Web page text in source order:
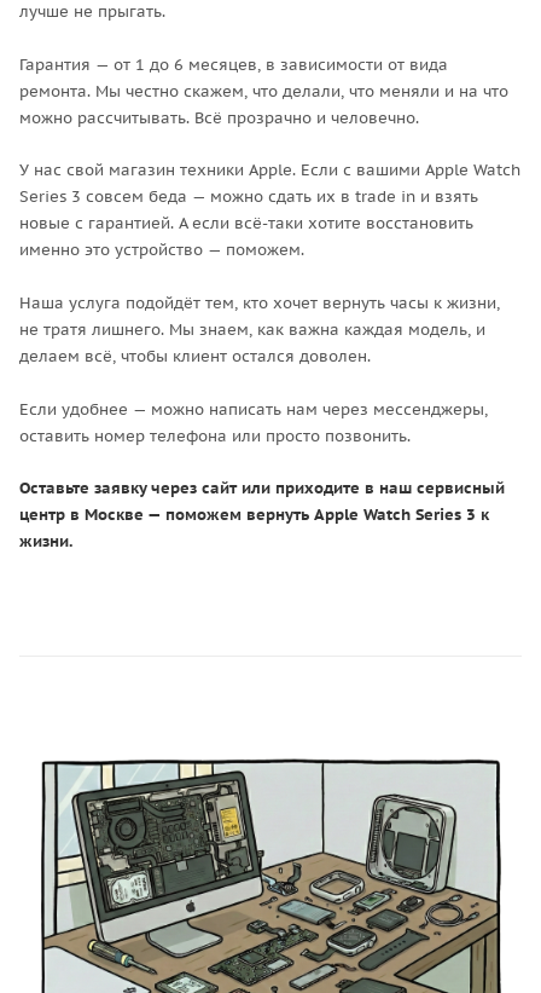
лучше не прыгать.
Гарантия — от 1 до 6 месяцев, в зависимости от вида
ремонта. Мы честно скажем, что делали, что меняли и на что
можно рассчитывать. Всё прозрачно и человечно.
У нас свой магазин техники Apple. Если с вашими Apple Watch
Series 3 совсем беда — можно сдать их в trade in и взять
новые с гарантией. А если всё-таки хотите восстановить
именно это устройство — поможем.
Наша услуга подойдёт тем, кто хочет вернуть часы к жизни,
не тратя лишнего. Мы знаем, как важна каждая модель, и
делаем всё, чтобы клиент остался доволен.
Если удобнее — можно написать нам через мессенджеры,
оставить номер телефона или просто позвонить.
Оставьте заявку через сайт или приходите в наш сервисный
центр в Москве — поможем вернуть Apple Watch Series 3 к
жизни.